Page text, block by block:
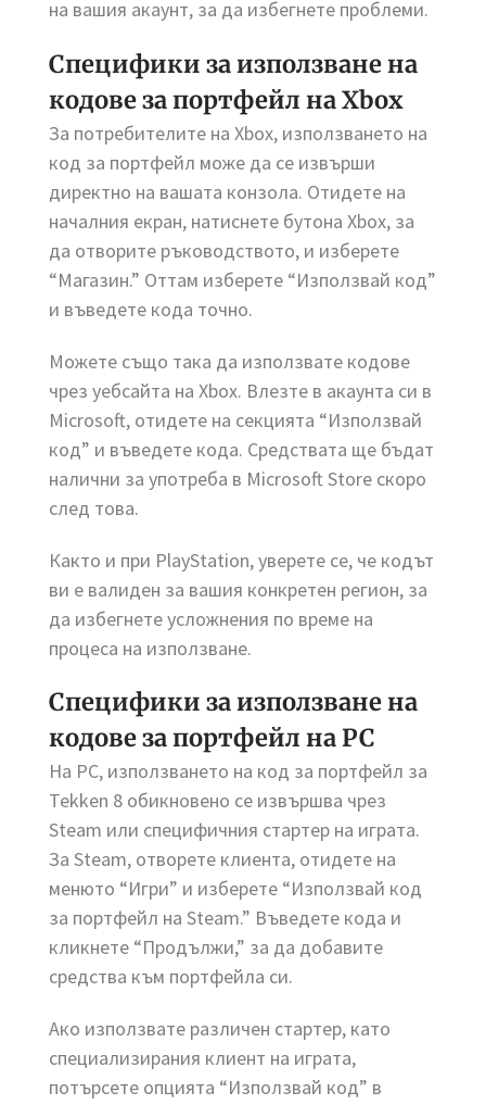
на вашия акаунт, за да избегнете проблеми.
Специфики за използване на
кодове за портфейл на Xbox
За потребителите на Xbox, използването на
код за портфейл може да се извърши
директно на вашата конзола. Отидете на
началния екран, натиснете бутона Xbox, за
да отворите ръководството, и изберете
“Магазин.” Оттам изберете “Използвай код”
и въведете кода точно.
Можете също така да използвате кодове
чрез уебсайта на Xbox. Влезте в акаунта си в
Microsoft, отидете на секцията “Използвай
код” и въведете кода. Средствата ще бъдат
налични за употреба в Microsoft Store скоро
след това.
Както и при PlayStation, уверете се, че кодът
ви е валиден за вашия конкретен регион, за
да избегнете усложнения по време на
процеса на използване.
Специфики за използване на
кодове за портфейл на PC
На PC, използването на код за портфейл за
Tekken 8 обикновено се извършва чрез
Steam или специфичния стартер на играта.
За Steam, отворете клиента, отидете на
менюто “Игри” и изберете “Използвай код
за портфейл на Steam.” Въведете кода и
кликнете “Продължи,” за да добавите
средства към портфейла си.
Ако използвате различен стартер, като
специализирания клиент на играта,
потърсете опцията “Използвай код” в